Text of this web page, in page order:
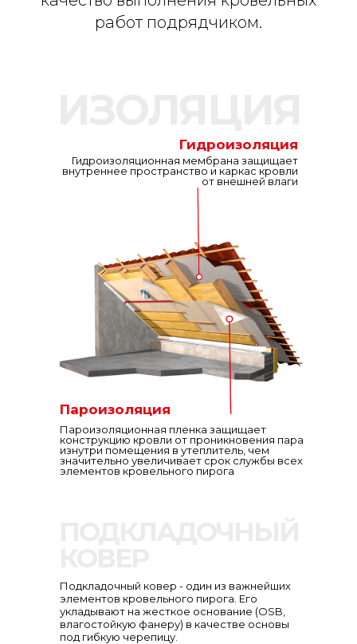
работ подрядчиком.
Гидроизоляция
Пароизоляция
Гидроизоляционная мембрана защищает
внутреннее пространство и каркас кровли
от внешней влаги
Пароизоляционная пленка защищает
конструкцию кровли от проникновения пара
изнутри помещения в утеплитель, чем
значительно увеличивает срок службы всех
элементов кровельного пирога
Подкладочный ковер - один из важнейших
элементов кровельного пирога. Его
укладывают на жесткое основание (OSB,
влагостойкую фанеру) в качестве основы
под гибкую черепицу.